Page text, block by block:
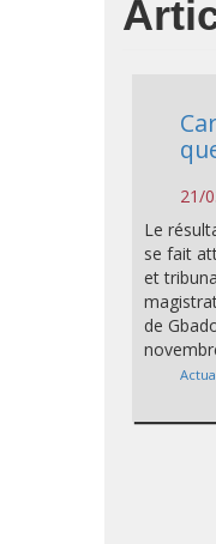
21/
Le
se fait
et
de